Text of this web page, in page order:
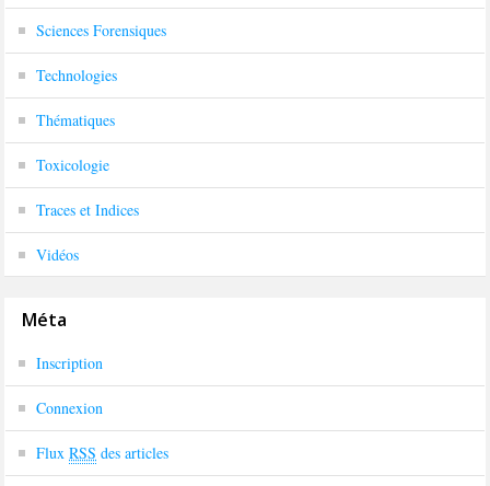
Sciences Forensiques
Technologies
Thématiques
Toxicologie
Traces et Indices
Vidéos
Méta
Inscription
Connexion
FluxRSS des articles